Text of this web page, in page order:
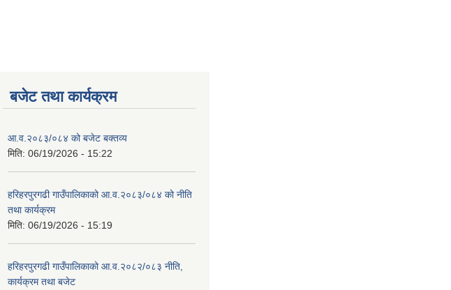
बजेट तथा कार्यक्रम
आ.व.२०८३/०८४ को बजेट बक्तव्य
मिति: 06/19/2026 - 15:22
हरिहरपुरगढी गाउँपालिकाको आ.व.२०८३/०८४ को नीति
तथा कार्यक्रम
मिति: 06/19/2026 - 15:19
हरिहरपुरगढी गाउँपालिकाको आ.व.२०८२/०८३ नीति,
कार्यक्रम तथा बजेट